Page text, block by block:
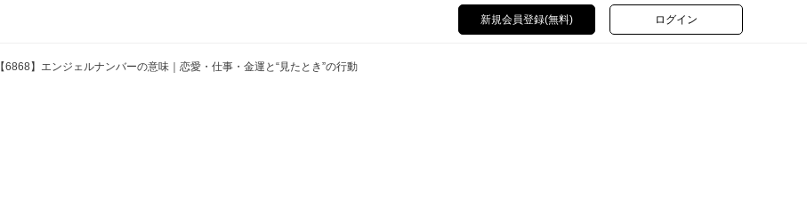
新規会員登録(無料) ログイン
【6868】エンジェルナンバーの意味｜恋愛・仕事・金運と“見たとき”の行動